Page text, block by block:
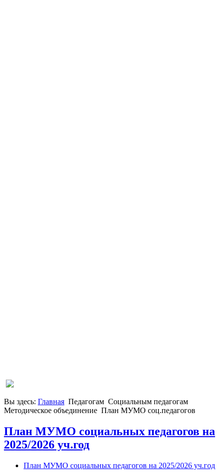
Вы здесь: Главная Педагогам Социальным педагогам
Методическое объединение План МУМО соц.педагогов
План МУМО социальных педагогов на
2025/2026 уч.год
План МУМО социальных педагогов на 2025/2026 уч.год